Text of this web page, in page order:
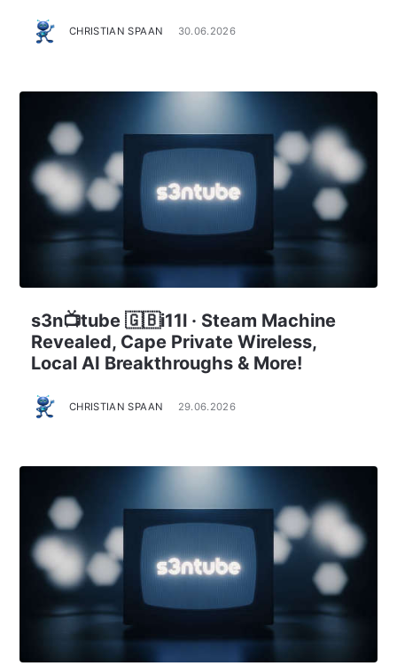
CHRISTIAN SPAAN 30.06.2026
s3n📺tube 🇬🇧i11l · Steam Machine
Revealed, Cape Private Wireless,
Local AI Breakthroughs & More!
CHRISTIAN SPAAN 29.06.2026